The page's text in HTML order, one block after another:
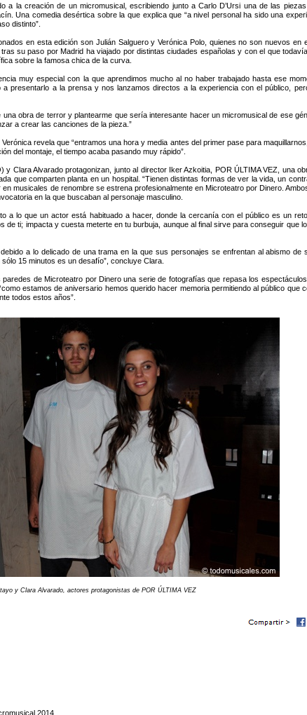
la creación de un micromusical, escribiendo junto a Carlo D’Ursi una de las
Una comedia desértica sobre la que explica que “a nivel personal ha sido una
distinto”.
en esta edición son Julián Salguero y Verónica Polo, quienes no son nuevos en
su paso por Madrid ha viajado por distintas ciudades españolas y con el que
sobre la famosa chica de la curva.
muy especial con la que aprendimos mucho al no haber trabajado hasta ese
presentarlo a la prensa y nos lanzamos directos a la experiencia con el público,
una obra de terror y plantearme que sería interesante hacer un micromusical de ese
a crear las canciones de la pieza.”
revela que “entramos una hora y media antes del primer pase para
del montaje, el tiempo acaba pasando muy rápido”.
y Clara Alvarado protagonizan, junto al director Iker Azkoitia, POR ÚLTIMA VEZ, una
que comparten planta en un hospital. “Tienen distintas formas de ver la vida, un
musicales de renombre se estrena profesionalmente en Microteatro por Dinero.
en la que buscaban al personaje masculino.
a lo que un actor está habituado a hacer, donde la cercanía con el público es un
ti; impacta y cuesta meterte en tu burbuja, aunque al final sirve para conseguir que
a lo delicado de una trama en la que sus personajes se enfrentan al abismo de
15 minutos es un desafío”, concluye Clara.
de Microteatro por Dinero una serie de fotografías que repasa los
estamos de aniversario hemos querido hacer memoria permitiendo al público que
todos estos años”.
y Clara Alvarado, actores protagonistas de POR ÚLTIMA VEZ
2014